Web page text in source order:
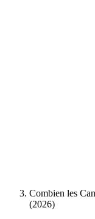
Combien les
(2026)